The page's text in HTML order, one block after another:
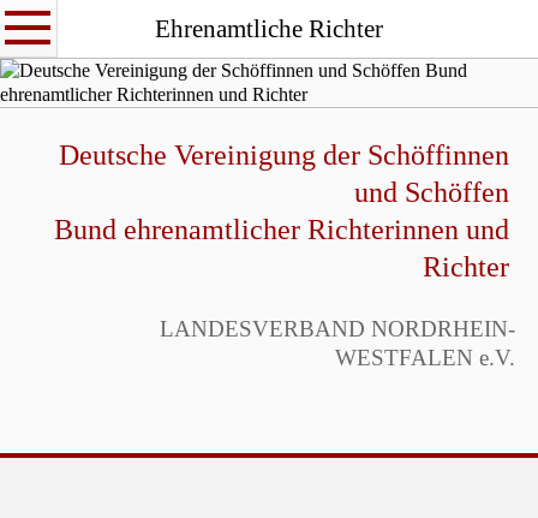
Ehrenamtliche Richter
Deutsche Vereinigung der Schöffinnen
und Schöffen
Bund ehrenamtlicher Richterinnen und
Richter
LANDESVERBAND NORDRHEIN-
WESTFALEN e.V.